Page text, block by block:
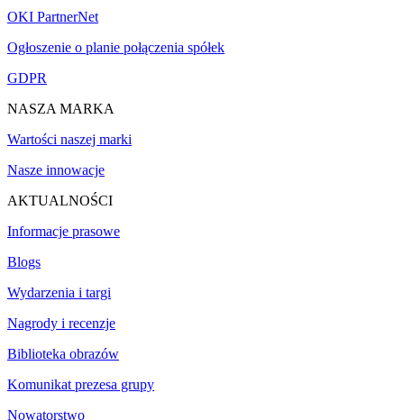
OKI PartnerNet
Ogłoszenie o planie połączenia spółek
GDPR
NASZA MARKA
Wartości naszej marki
Nasze innowacje
AKTUALNOŚCI
Informacje prasowe
Blogs
Wydarzenia i targi
Nagrody i recenzje
Biblioteka obrazów
Komunikat prezesa grupy
Nowatorstwo